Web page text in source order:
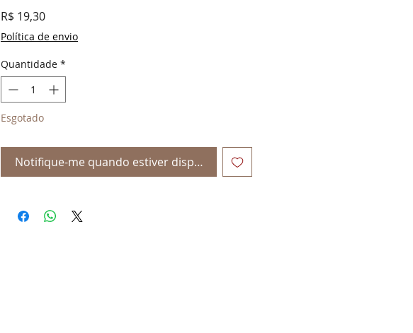
R$ 19,30Preço
Política de envio
Quantidade *
Esgotado
Notifique-me quando estiver disponível